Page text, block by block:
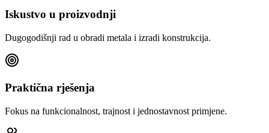
Iskustvo u proizvodnji
Dugogodišnji rad u obradi metala i izradi konstrukcija.
Praktična rješenja
Fokus na funkcionalnost, trajnost i jednostavnost primjene.